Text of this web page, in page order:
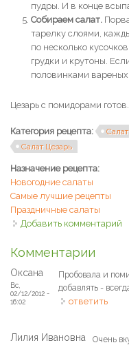
пудры. И в конце
Собираем салат.
тарелку слоями,
по несколько
грудки и крутоны.
половинками
Цезарь с помидорами
Категория рецепта:
Салат Цезарь
Назначение рецепта:
Новогодние салаты
Самые лучшие рецепты
Праздничные салаты
Добавить комментарий
Комментарии
Оксана
Вс,
02/12/2012 -
16:02
Пробовала и
добавлять -
ответить
Лилия Ивановна
Очень